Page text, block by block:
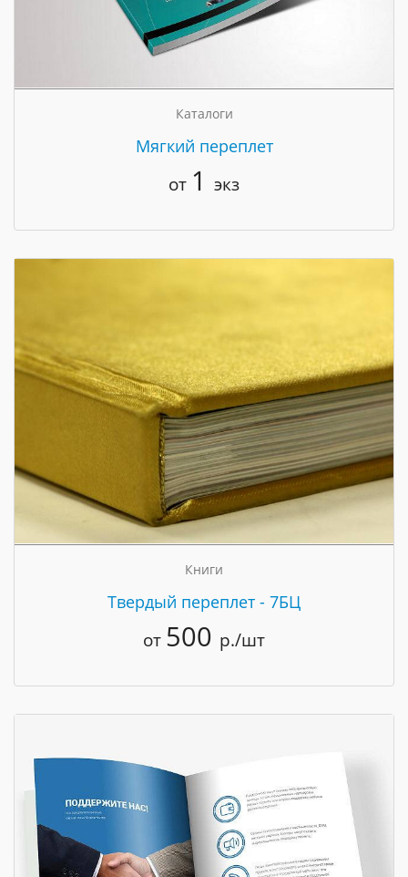
Каталоги
Мягкий переплет
от 1 экз
Книги
Твердый переплет - 7БЦ
от 500 р./шт